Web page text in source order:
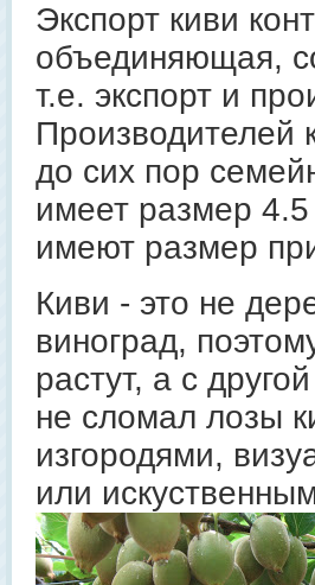
Экспорт киви
объединяющая,
т.е. экспорт и
Производителей
до сих пор
имеет размер
имеют размер
Киви - это не
виноград,
растут, а с
не сломал лозы
изгородями,
или